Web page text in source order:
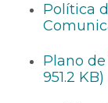
Política
Plano
951.2 KB)